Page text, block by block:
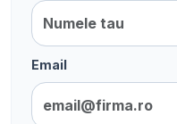
Email